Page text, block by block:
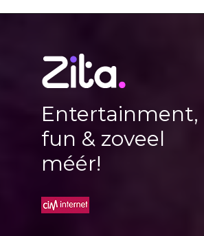
Entertainment,
fun & zoveel
méér!